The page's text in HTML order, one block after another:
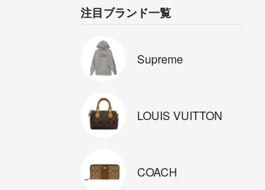
注目ブランド一覧
Supreme
LOUIS VUITTON
COACH